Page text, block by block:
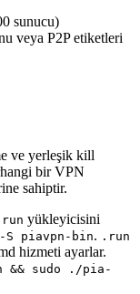
sunucu)
veya P2P etiketleri
ve yerleşik kill
bir VPN
sahiptir.
yükleyicisini
S piavpn-bin. .run
hizmeti ayarlar.
&& sudo ./pia-